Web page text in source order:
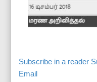
Subscribe in a reader
Email